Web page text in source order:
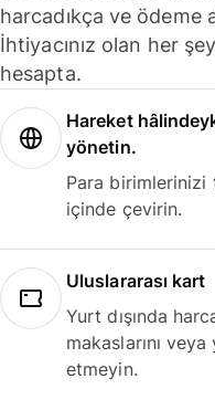
harcadıkça ve ödeme
İhtiyacınız olan her
hesapta.
Hareket
yönetin.
Para
içinde çevirin.
Uluslararası kart
Yurt dışında
makaslarını
etmeyin.